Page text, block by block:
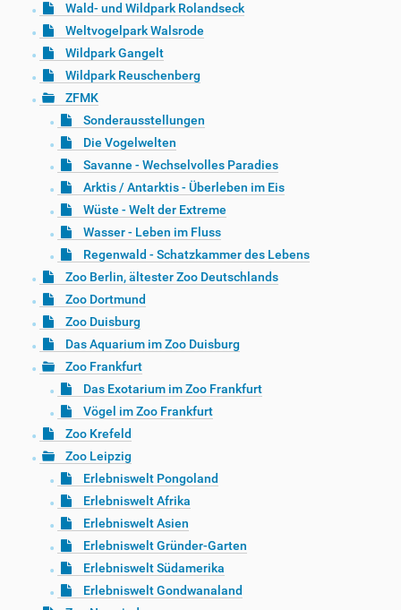
Wald- und Wildpark Rolandseck
Weltvogelpark Walsrode
Wildpark Gangelt
Wildpark Reuschenberg
ZFMK
Sonderausstellungen
Die Vogelwelten
Savanne - Wechselvolles Paradies
Arktis / Antarktis - Überleben im Eis
Wüste - Welt der Extreme
Wasser - Leben im Fluss
Regenwald - Schatzkammer des Lebens
Zoo Berlin, ältester Zoo Deutschlands
Zoo Dortmund
Zoo Duisburg
Das Aquarium im Zoo Duisburg
Zoo Frankfurt
Das Exotarium im Zoo Frankfurt
Vögel im Zoo Frankfurt
Zoo Krefeld
Zoo Leipzig
Erlebniswelt Pongoland
Erlebniswelt Afrika
Erlebniswelt Asien
Erlebniswelt Gründer-Garten
Erlebniswelt Südamerika
Erlebniswelt Gondwanaland